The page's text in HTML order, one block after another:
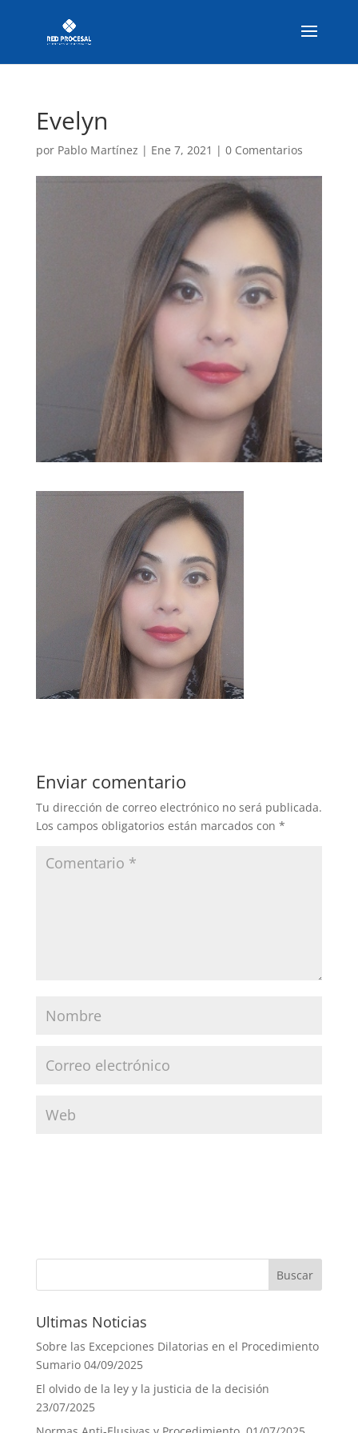
Evelyn
por Pablo Martínez | Ene 7, 2021 | 0 Comentarios
Enviar comentario
Tu dirección de correo electrónico no será publicada.
Los campos obligatorios están marcados con *
Ultimas Noticias
Sobre las Excepciones Dilatorias en el Procedimiento
Sumario 04/09/2025
El olvido de la ley y la justicia de la decisión
23/07/2025